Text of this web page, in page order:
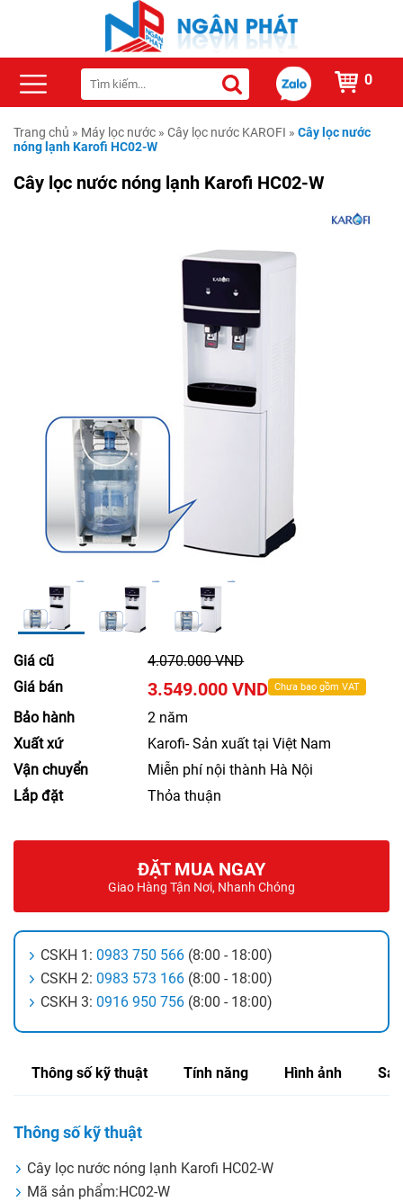
0
Trang chủ » Máy lọc nước » Cây lọc nước KAROFI » Cây lọc nước
nóng lạnh Karofi HC02-W
Cây lọc nước nóng lạnh Karofi HC02-W
Giá cũ
4.070.000 VND
Giá bán
3.549.000 VND Chưa bao gồm VAT
Bảo hành
2 năm
Xuất xứ
Karofi- Sản xuất tại Việt Nam
Vận chuyển
Miễn phí nội thành Hà Nội
Lắp đặt
Thỏa thuận
ĐẶT MUA NGAY
Giao Hàng Tận Nơi, Nhanh Chóng
CSKH 1: 0983 750 566 (8:00 - 18:00)
CSKH 2: 0983 573 166 (8:00 - 18:00)
CSKH 3: 0916 950 756 (8:00 - 18:00)
Thông số kỹ thuật Tính năng Hình ảnh
Thông số kỹ thuật
Cây lọc nước nóng lạnh Karofi HC02-W
Mã sản phẩm:HC02-W